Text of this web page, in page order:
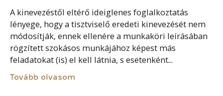
A kinevezéstől eltérő ideiglenes foglalkoztatás
lényege, hogy a tisztviselő eredeti kinevezését nem
módosítják, ennek ellenére a munkaköri leírásában
rögzített szokásos munkájához képest más
feladatokat (is) el kell látnia, s esetenként...
Tovább olvasom